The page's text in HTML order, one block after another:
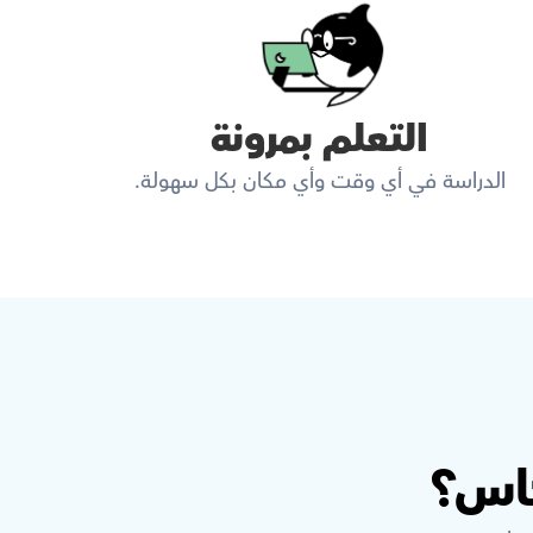
التعلم بمرونة
الدراسة في أي وقت وأي مكان بكل سهولة.